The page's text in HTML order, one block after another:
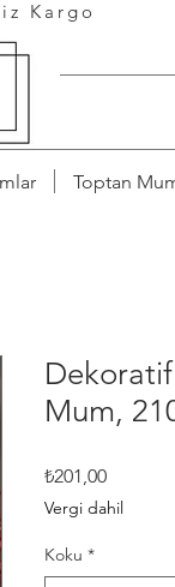
Toptan
Kargo
Mum,
₺201,00Fiyat
Vergi dahil
Koku *